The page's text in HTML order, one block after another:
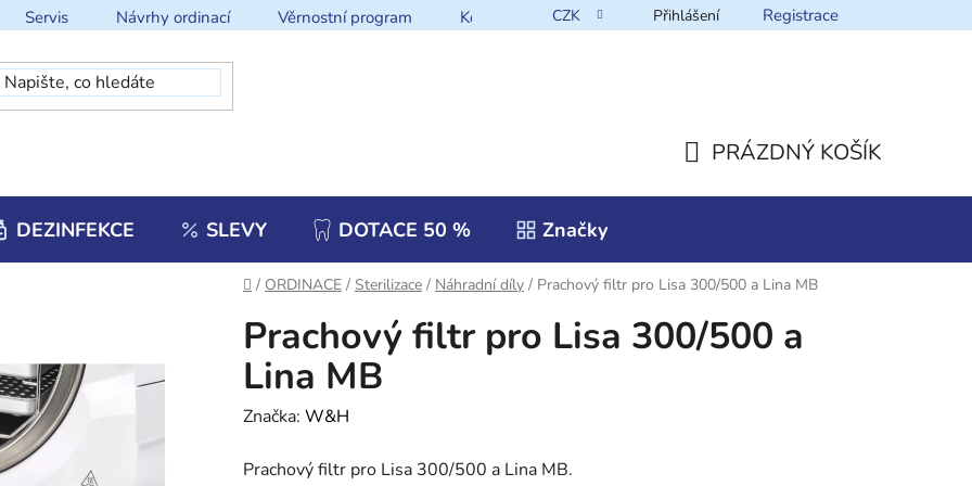
Servis Návrhy ordinací Věrnostní program Kontakt CZK Přihlášení Registrace
PRÁZDNÝ KOŠÍK
DEZINFEKCE SLEVY DOTACE 50 % Značky
Domů
/ ORDINACE / Sterilizace / Náhradní díly / Prachový filtr pro Lisa 300/500 a Lina MB
Prachový filtr pro Lisa 300/500 a
Lina MB
Značka: W&H
Prachový filtr pro Lisa 300/500 a Lina MB.